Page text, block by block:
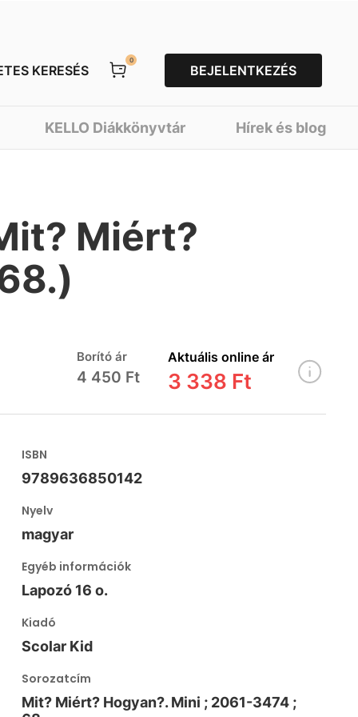
KERESÉS
0
BEJELENTKEZÉS
KELLO Diákkönyvtár Hírek és blog
Miért?
Borító ár
4 450 Ft
Aktuális online ár
3 338 Ft
ISBN
9789636850142
Nyelv
magyar
Egyéb információk
Lapozó 16 o.
Kiadó
Scolar Kid
Sorozatcím
Mit? Miért? Hogyan?. Mini ; 2061-3474 ;